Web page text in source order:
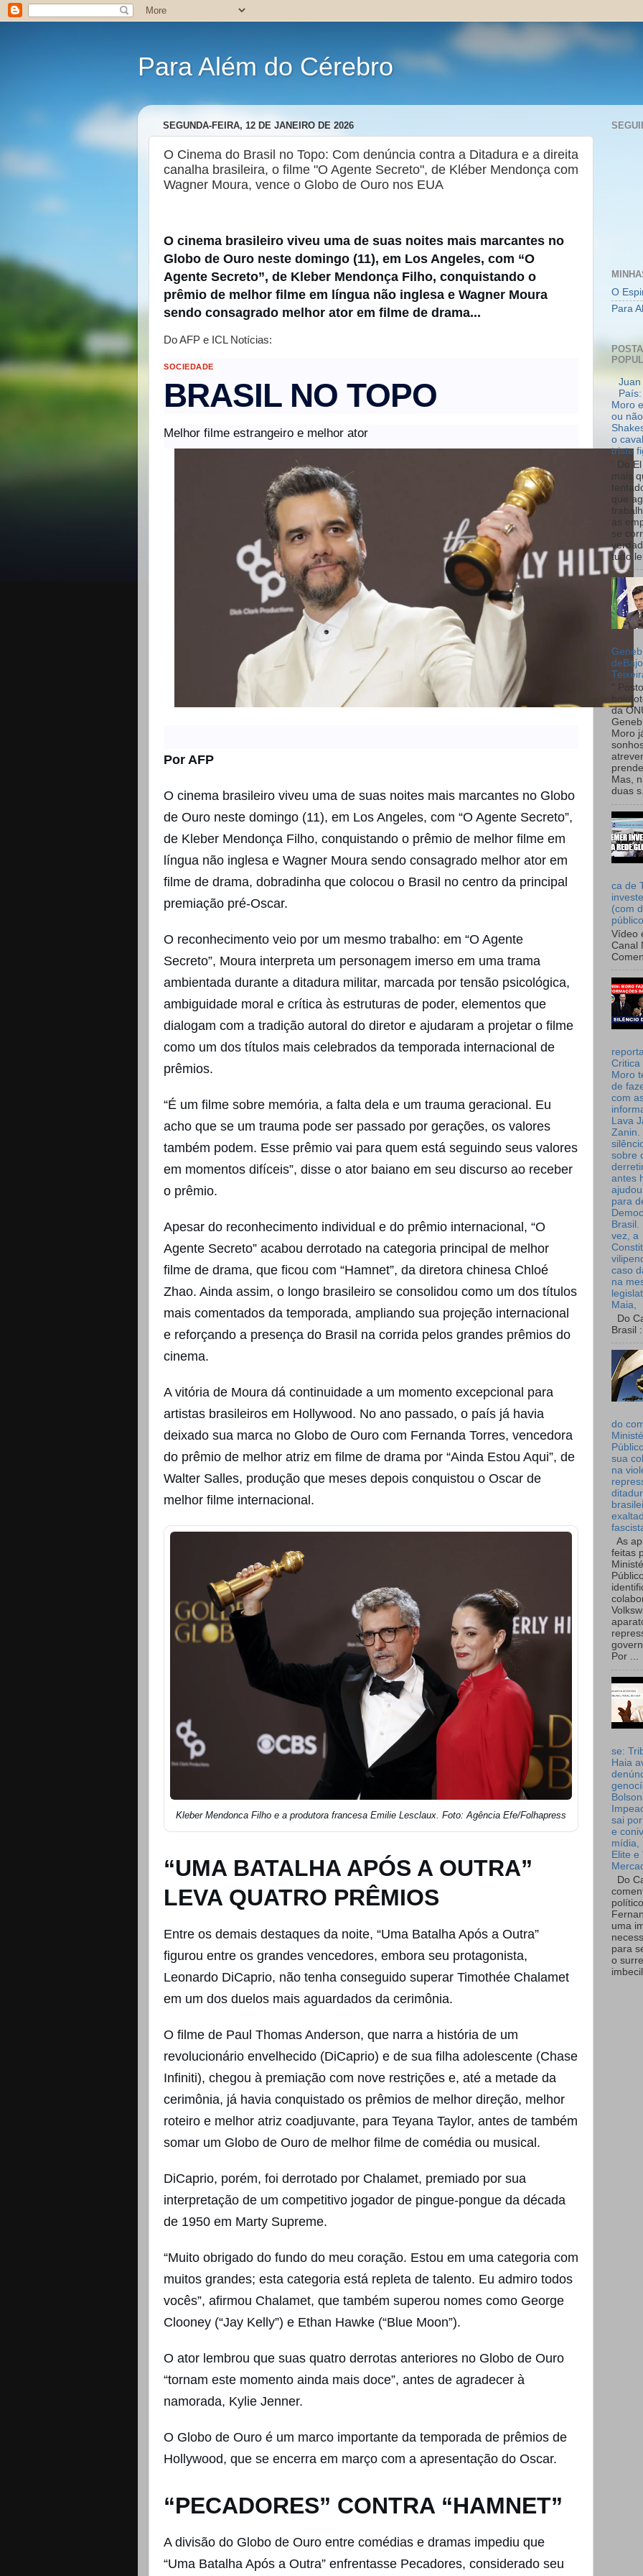
Para Além do Cérebro
SEGUNDA-FEIRA, 12 DE JANEIRO DE 2026
O Cinema do Brasil no Topo: Com denúncia contra a Ditadura e a direita
canalha brasileira, o filme "O Agente Secreto", de Kléber Mendonça com
Wagner Moura, vence o Globo de Ouro nos EUA
O cinema brasileiro viveu uma de suas noites mais marcantes no
Globo de Ouro neste domingo (11), em Los Angeles, com “O
Agente Secreto”, de Kleber Mendonça Filho, conquistando o
prêmio de melhor filme em língua não inglesa e Wagner Moura
sendo consagrado melhor ator em filme de drama...
Do AFP e ICL Notícias:
SOCIEDADE
BRASIL NO TOPO
Melhor filme estrangeiro e melhor ator
Por AFP
O cinema brasileiro viveu uma de suas noites mais marcantes no Globo
de Ouro neste domingo (11), em Los Angeles, com “O Agente Secreto”,
de Kleber Mendonça Filho, conquistando o prêmio de melhor filme em
língua não inglesa e Wagner Moura sendo consagrado melhor ator em
filme de drama, dobradinha que colocou o Brasil no centro da principal
premiação pré-Oscar.
O reconhecimento veio por um mesmo trabalho: em “O Agente
Secreto”, Moura interpreta um personagem imerso em uma trama
ambientada durante a ditadura militar, marcada por tensão psicológica,
ambiguidade moral e crítica às estruturas de poder, elementos que
dialogam com a tradição autoral do diretor e ajudaram a projetar o filme
como um dos títulos mais celebrados da temporada internacional de
prêmios.
“É um filme sobre memória, a falta dela e um trauma geracional. Eu
acho que se um trauma pode ser passado por gerações, os valores
também podem. Esse prêmio vai para quem está seguindo seus valores
em momentos difíceis”, disse o ator baiano em seu discurso ao receber
o prêmio.
Apesar do reconhecimento individual e do prêmio internacional, “O
Agente Secreto” acabou derrotado na categoria principal de melhor
filme de drama, que ficou com “Hamnet”, da diretora chinesa Chloé
Zhao. Ainda assim, o longo brasileiro se consolidou como um dos títulos
mais comentados da temporada, ampliando sua projeção internacional
e reforçando a presença do Brasil na corrida pelos grandes prêmios do
cinema.
A vitória de Moura dá continuidade a um momento excepcional para
artistas brasileiros em Hollywood. No ano passado, o país já havia
deixado sua marca no Globo de Ouro com Fernanda Torres, vencedora
do prêmio de melhor atriz em filme de drama por “Ainda Estou Aqui”, de
Walter Salles, produção que meses depois conquistou o Oscar de
melhor filme internacional.
Kleber Mendonca Filho e a produtora francesa Emilie Lesclaux. Foto: Agência Efe/Folhapress
“UMA BATALHA APÓS A OUTRA”
LEVA QUATRO PRÊMIOS
Entre os demais destaques da noite, “Uma Batalha Após a Outra”
figurou entre os grandes vencedores, embora seu protagonista,
Leonardo DiCaprio, não tenha conseguido superar Timothée Chalamet
em um dos duelos mais aguardados da cerimônia.
O filme de Paul Thomas Anderson, que narra a história de um
revolucionário envelhecido (DiCaprio) e de sua filha adolescente (Chase
Infiniti), chegou à premiação com nove restrições e, até a metade da
cerimônia, já havia conquistado os prêmios de melhor direção, melhor
roteiro e melhor atriz coadjuvante, para Teyana Taylor, antes de também
somar um Globo de Ouro de melhor filme de comédia ou musical.
DiCaprio, porém, foi derrotado por Chalamet, premiado por sua
interpretação de um competitivo jogador de pingue-pongue da década
de 1950 em Marty Supreme.
“Muito obrigado do fundo do meu coração. Estou em uma categoria com
muitos grandes; esta categoria está repleta de talento. Eu admiro todos
vocês”, afirmou Chalamet, que também superou nomes como George
Clooney (“Jay Kelly”) e Ethan Hawke (“Blue Moon”).
O ator lembrou que suas quatro derrotas anteriores no Globo de Ouro
“tornam este momento ainda mais doce”, antes de agradecer à
namorada, Kylie Jenner.
O Globo de Ouro é um marco importante da temporada de prêmios de
Hollywood, que se encerra em março com a apresentação do Oscar.
“PECADORES” CONTRA “HAMNET”
A divisão do Globo de Ouro entre comédias e dramas impediu que
“Uma Batalha Após a Outra” enfrentasse Pecadores, considerado seu
O
Para
Juan
Moro
ou
o
triste
Do
mais
que
as
se
tudo
"
da
Moro
Mas,
duas
ca de
(com
Vídeo
Canal
Critica
Moro
de
com
Lava
Zanin.
sobre
antes
para
Brasil.
vez, a
caso
na
Maia,
Do
Brasil :
do
sua
na
As
feitas
Por ...
se:
Haia
sai
e
mídia,
Elite e
Do
uma
para
o